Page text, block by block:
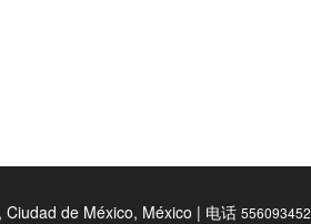
Ciudad de México, México | 电话